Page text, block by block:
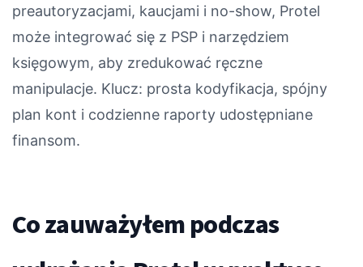
preautoryzacjami, kaucjami i no-show, Protel
może integrować się z PSP i narzędziem
księgowym, aby zredukować ręczne
manipulacje. Klucz: prosta kodyfikacja, spójny
plan kont i codzienne raporty udostępniane
finansom.
Co zauważyłem podczas